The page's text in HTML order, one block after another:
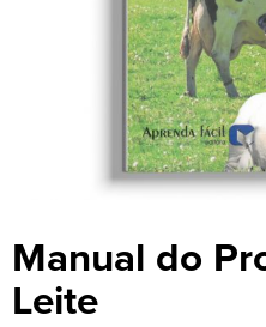
Manual do
Leite